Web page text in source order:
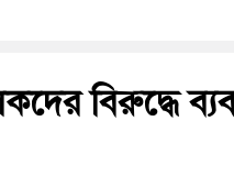
বিরুদ্ধে